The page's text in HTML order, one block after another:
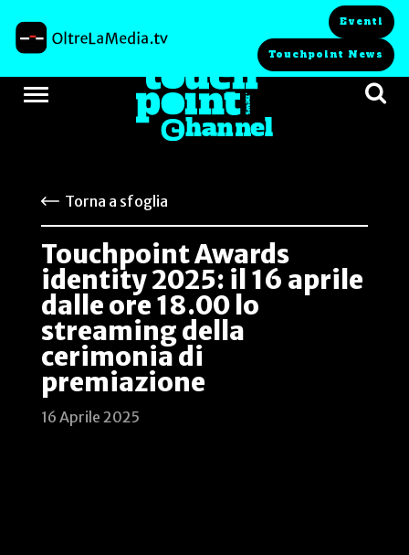
Eventi
Touchpoint News
Torna a sfoglia
Touchpoint Awards
identity 2025: il 16 aprile
dalle ore 18.00 lo
streaming della
cerimonia di
premiazione
16 Aprile 2025